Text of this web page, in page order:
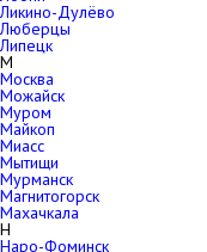
Ликино-Дулёво
Люберцы
Липецк
М
Москва
Можайск
Муром
Майкоп
Миасс
Мытищи
Мурманск
Магнитогорск
Махачкала
Н
Наро-Фоминск